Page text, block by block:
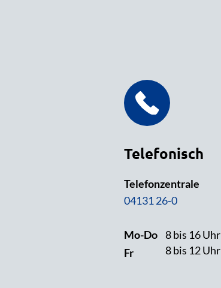
Telefonisch
Telefonzentrale
04131 26-0
Mo-Do
Fr
8 bis 16 Uhr
8 bis 12 Uhr